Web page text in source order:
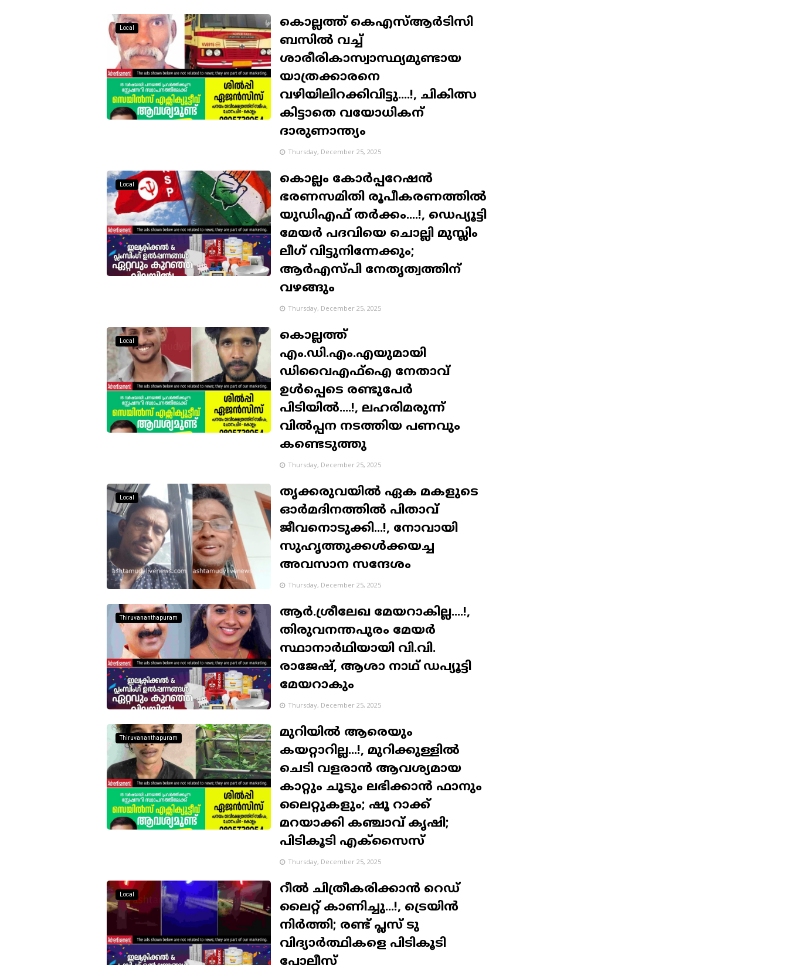
Local
കൊല്ലത്ത് കെഎസ്ആര്‍ടിസി
ബസില്‍ വച്ച്
ശാരീരികാസ്വാസ്ഥ്യമുണ്ടായ
യാത്രക്കാരനെ
വഴിയിലിറക്കിവിട്ടു....!, ചികിത്സ
കിട്ടാതെ വയോധികന്
ദാരുണാന്ത്യം
Thursday, December 25, 2025
Local
കൊല്ലം കോർപ്പറേഷൻ
ഭരണസമിതി രൂപീകരണത്തിൽ
യുഡിഎഫ് തർക്കം....!, ഡെപ്യൂട്ടി
മേയർ പദവിയെ ചൊല്ലി മുസ്ലിം
ലീഗ് വിട്ടുനിന്നേക്കും;
ആർഎസ്പി നേതൃത്വത്തിന്
വഴങ്ങും
Thursday, December 25, 2025
Local
കൊല്ലത്ത്
എം.ഡി.എം.എയുമായി
ഡിവൈഎഫ്ഐ നേതാവ്
ഉൾപ്പെടെ രണ്ടുപേർ
പിടിയിൽ....!, ലഹരിമരുന്ന്
വിൽപ്പന നടത്തിയ പണവും
കണ്ടെടുത്തു
Thursday, December 25, 2025
Local
തൃക്കരുവയിൽ ഏക മകളുടെ
ഓർമദിനത്തിൽ പിതാവ്
ജീവനൊടുക്കി...!, നോവായി
സുഹൃത്തുക്കൾക്കയച്ച
അവസാന സന്ദേശം
Thursday, December 25, 2025
Thiruvananthapuram
ആർ.ശ്രീലേഖ മേയറാകില്ല....!,
തിരുവനന്തപുരം മേയർ
സ്ഥാനാർഥിയായി വി.വി.
രാജേഷ്, ആശാ നാഥ് ഡപ്യൂട്ടി
മേയറാകും
Thursday, December 25, 2025
Thiruvananthapuram
മുറിയിൽ ആരെയും
കയറ്റാറില്ല...!, മുറിക്കുള്ളില്‍
ചെടി വളരാൻ ആവശ്യമായ
കാറ്റും ചൂടും ലഭിക്കാന്‍ ഫാനും
ലൈറ്റുകളും; ഷൂ റാക്ക്
മറയാക്കി കഞ്ചാവ് കൃഷി;
പിടികൂടി എക്സൈസ്
Thursday, December 25, 2025
Local
റീൽ ചിത്രീകരിക്കാൻ റെഡ്
ലൈറ്റ് കാണിച്ചു...!, ട്രെയിൻ
നിർത്തി; രണ്ട് പ്ലസ് ടു
വിദ്യാർത്ഥികളെ പിടികൂടി